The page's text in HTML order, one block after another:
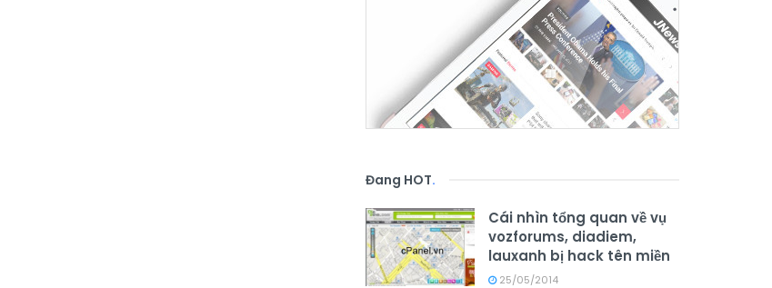
Đang HOT.
Cái nhìn tổng quan về vụ
vozforums, diadiem,
lauxanh bị hack tên miền
25/05/2014